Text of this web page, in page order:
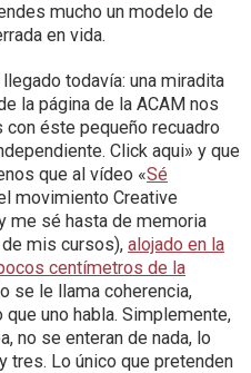
mucho un modelo de
en vida.
todavía: una miradita
la página de la ACAM nos
con éste pequeño recuadro
Click aqui» y que
que al vídeo «Sé
movimiento Creative
me sé hasta de memoria
mis cursos), alojado en la
centímetros de la
se le llama coherencia,
uno habla. Simplemente,
no se enteran de nada, lo
tres. Lo único que pretenden